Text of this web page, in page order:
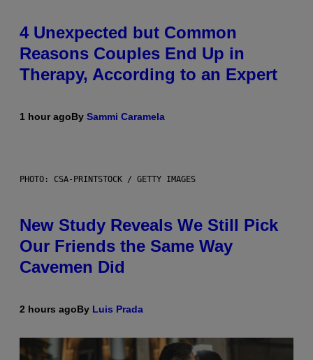
4 Unexpected but Common
Reasons Couples End Up in
Therapy, According to an Expert
1 hour agoBy Sammi Caramela
PHOTO: CSA-PRINTSTOCK / GETTY IMAGES
New Study Reveals We Still Pick
Our Friends the Same Way
Cavemen Did
2 hours agoBy Luis Prada